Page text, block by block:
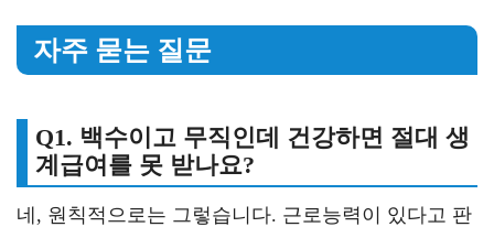
자주 묻는 질문
Q1. 백수이고 무직인데 건강하면 절대 생
계급여를 못 받나요?
네, 원칙적으로는 그렇습니다. 근로능력이 있다고 판